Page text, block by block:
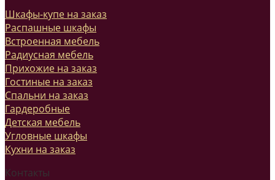
Шкафы-купе на заказ
Распашные шкафы
Встроенная мебель
Радиусная мебель
Прихожие на заказ
Гостиные на заказ
Спальни на заказ
Гардеробные
Детская мебель
Угловные шкафы
Кухни на заказ
Контакты